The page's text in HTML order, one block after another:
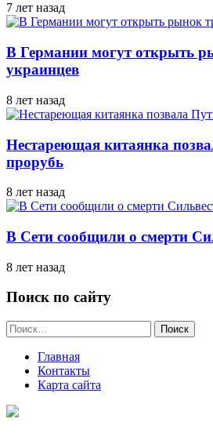
7 лет назад
В Германии могут открыть
украинцев
8 лет назад
Нестареющая китаянка
прорубь
8 лет назад
В Сети сообщили о смерти
8 лет назад
Поиск по сайту
Найти:
Главная
Контакты
Карта сайта